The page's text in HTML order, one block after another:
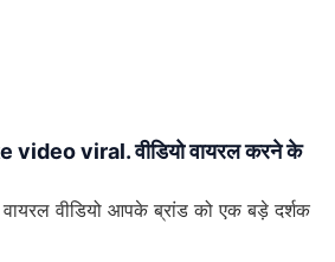
viral. वीडियो वायरल करने के
वीडियो आपके ब्रांड को एक बड़े दर्शक